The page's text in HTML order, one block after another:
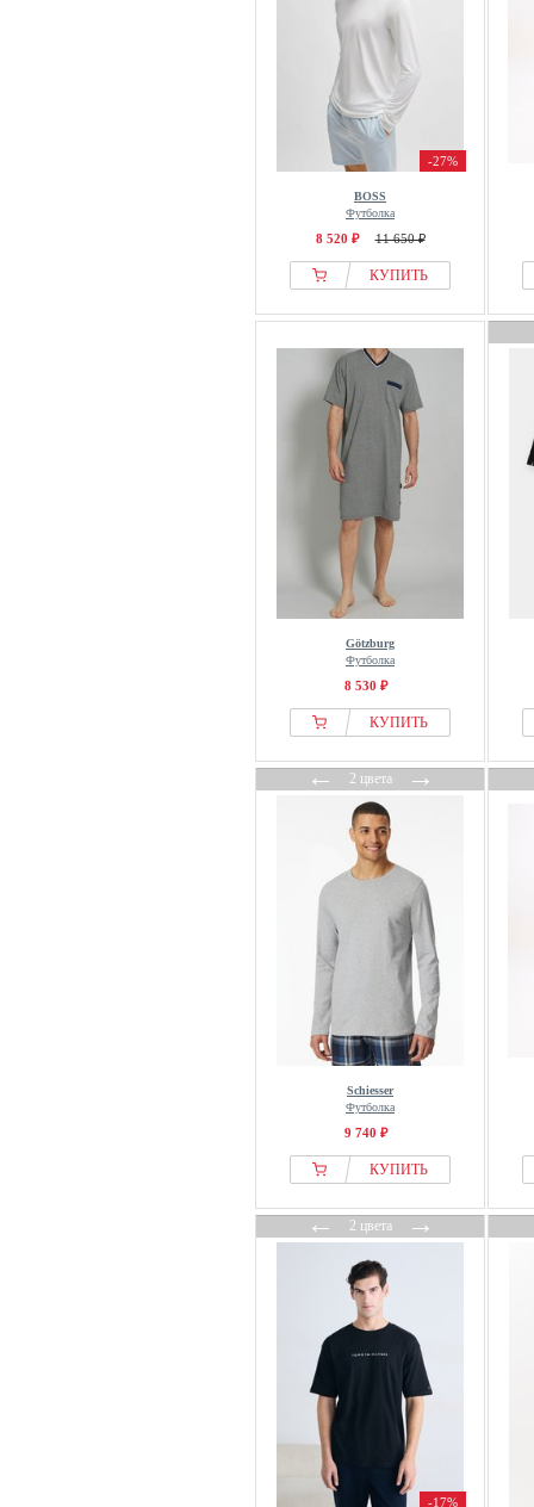
-27%
BOSS
Футболка
8 520 ₽ 11 650 ₽
КУПИТЬ
Götzburg
Футболка
8 530 ₽
КУПИТЬ
←2 цвета→
Schiesser
Футболка
9 740 ₽
КУПИТЬ
←2 цвета→
-17%